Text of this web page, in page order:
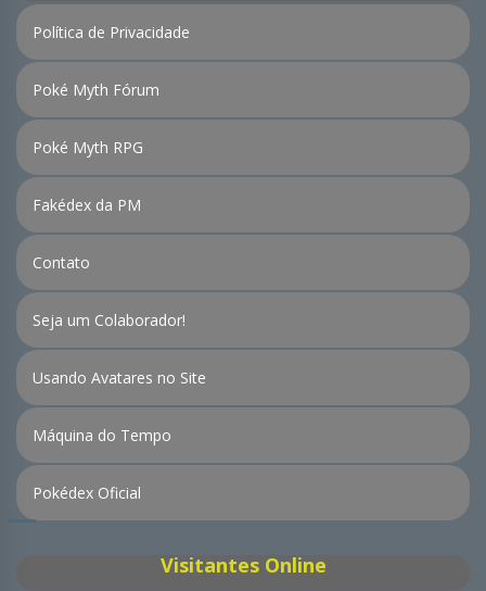
Política de Privacidade
Poké Myth Fórum
Poké Myth RPG
Fakédex da PM
Contato
Seja um Colaborador!
Usando Avatares no Site
Máquina do Tempo
Pokédex Oficial
Visitantes Online